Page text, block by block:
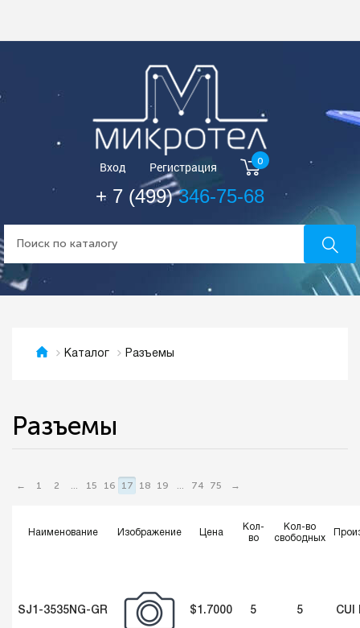
Вход Регистрация 0
+ 7 (499)346-75-68
Каталог Разъемы
Разъемы
← 1 2 ... 15 16 17 18 19 ... 74 75 →
Наименование Изображение Цена
Кол-
во
Кол-во
свободных
SJ1-3535NG-GR $1.7000 5 5 CUI